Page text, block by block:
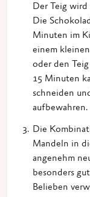
Der Teig
Die
Minuten im
einem
oder den
15 Minuten
schneiden
aufbewahren.
Die
Mandeln in
angenehm
besonders
Belieben